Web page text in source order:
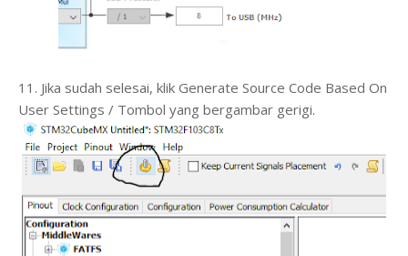
11. Jika sudah selesai, klik Generate Source Code Based On
User Settings / Tombol yang bergambar gerigi.